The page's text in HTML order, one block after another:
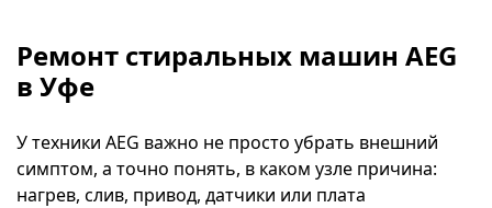
Ремонт стиральных машин AEG
в Уфе
У техники AEG важно не просто убрать внешний
симптом, а точно понять, в каком узле причина:
нагрев, слив, привод, датчики или плата